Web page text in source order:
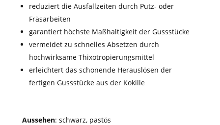
reduziert die Ausfallzeiten durch Putz- oder
Fräsarbeiten
garantiert höchste Maßhaltigkeit der Gussstücke
vermeidet zu schnelles Absetzen durch
hochwirksame Thixotropierungsmittel
erleichtert das schonende Herauslösen der
fertigen Gussstücke aus der Kokille
Aussehen: schwarz, pastös